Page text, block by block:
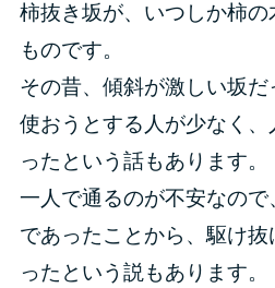
柿抜き坂が、いつしか柿の
ものです。
その昔、傾斜が激しい坂
使おうとする人が少なく
ったという話もあります。
一人で通るのが不安なの
であったことから、駆け
ったという説もあります。